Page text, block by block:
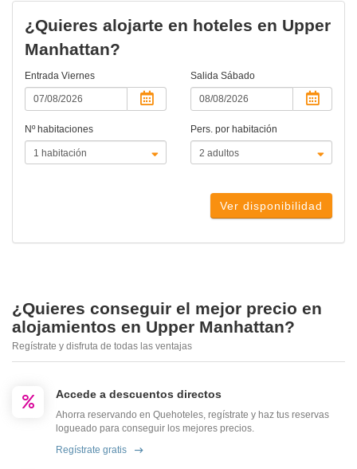
¿Quieres alojarte en hoteles en Upper
Manhattan?
Entrada Viernes Salida Sábado
Nº habitaciones Pers. por habitación
Ver disponibilidad
¿Quieres conseguir el mejor precio en
alojamientos en Upper Manhattan?
Regístrate y disfruta de todas las ventajas
Accede a descuentos directos
Ahorra reservando en Quehoteles, regístrate y haz tus reservas
logueado para conseguir los mejores precios.
Regístrate gratis